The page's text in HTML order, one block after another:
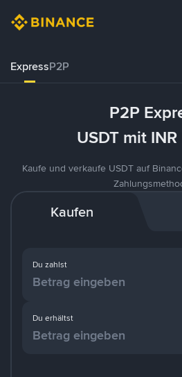
ExpressP2P
P2P
USDT mit
Kaufe und verkaufe USDT auf
Kaufen
Du zahlst
Du erhältst